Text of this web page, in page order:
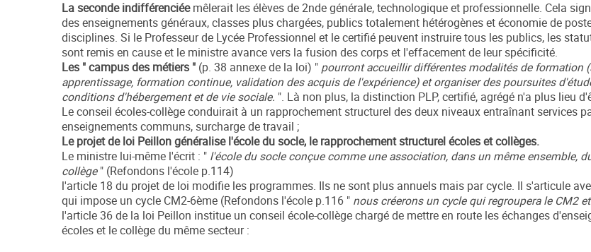
La seconde indifférenciéemêlerait les élèves de 2nde générale, technologique et professionnelle. Cela
des enseignements généraux, classes plus chargées, publics totalement hétérogènes et économie de
disciplines. Si le Professeur de Lycée Professionnel et le certifié peuvent instruire tous les publics, les
sont remis en cause et le ministre avance vers la fusion des corps et l'effacement de leur spécificité.
Les " campus des métiers " (p. 38 annexe de la loi) " pourront accueillir différentes modalités de formation
apprentissage, formation continue, validation des acquis de l'expérience) et organiser des poursuites
conditions d'hébergement et de vie sociale. ". Là non plus, la distinction PLP, certifié, agrégé n'a plus lieu
Le conseil écoles-collège conduirait à un rapprochement structurel des deux niveaux entraînant services
enseignements communs, surcharge de travail ;
Le projet de loi Peillon généralise l'école du socle, le rapprochement structurel écoles et collèges.
Le ministre lui-même l'écrit : " l'école du socle conçue comme une association, dans un même ensemble,
collège" (Refondons l'école p.114)
l'article 18 du projet de loi modifie les programmes. Ils ne sont plus annuels mais par cycle. Il s'articule
qui impose un cycle CM2-6ème (Refondons l'école p.116 " nous créerons un cycle qui regroupera le CM2
l'article 36 de la loi Peillon institue un conseil école-collège chargé de mettre en route les échanges
écoles et le collège du même secteur :